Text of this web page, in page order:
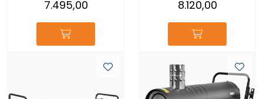
7.495,00 8.120,00